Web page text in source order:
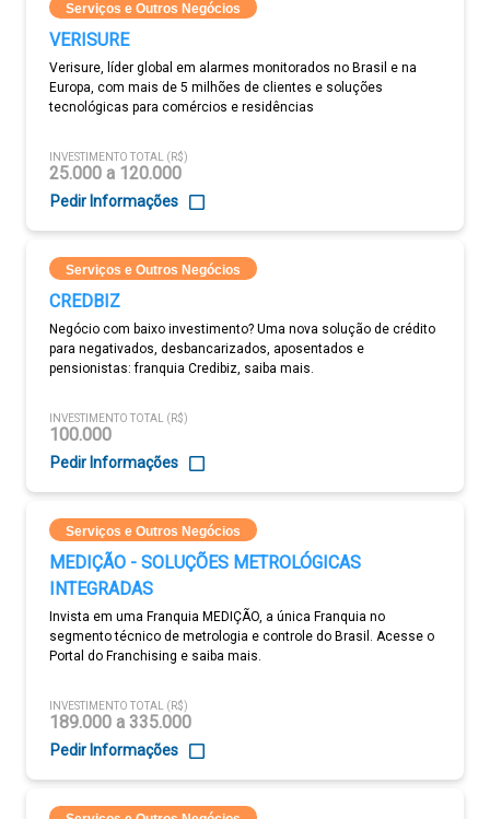
Serviços e Outros Negócios
VERISURE
Verisure, líder global em alarmes monitorados no Brasil e na
Europa, com mais de 5 milhões de clientes e soluções
tecnológicas para comércios e residências
INVESTIMENTO TOTAL (R$)
25.000 a 120.000
Pedir Informações
Serviços e Outros Negócios
CREDBIZ
Negócio com baixo investimento? Uma nova solução de crédito
para negativados, desbancarizados, aposentados e
pensionistas: franquia Credibiz, saiba mais.
INVESTIMENTO TOTAL (R$)
100.000
Pedir Informações
Serviços e Outros Negócios
MEDIÇÃO - SOLUÇÕES METROLÓGICAS
INTEGRADAS
Invista em uma Franquia MEDIÇÃO, a única Franquia no
segmento técnico de metrologia e controle do Brasil. Acesse o
Portal do Franchising e saiba mais.
INVESTIMENTO TOTAL (R$)
189.000 a 335.000
Pedir Informações